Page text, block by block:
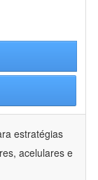
estratégias
acelulares e